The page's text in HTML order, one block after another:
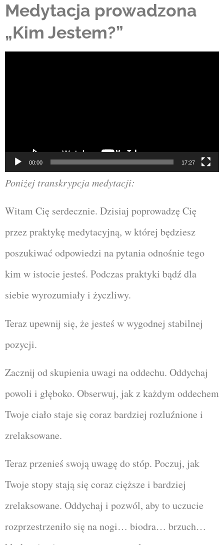
Medytacja prowadzona
„Kim Jestem?”
00:00 17:27
Poniżej transkrypcja medytacji:
Witam Cię serdecznie. Dzisiaj poprowadzę Cię
przez praktykę medytacyjną, w której będziesz
poszukiwać odpowiedzi na pytania odnośnie tego
kim w istocie jesteś. Podczas praktyki bądź dla
siebie wyrozumiały i życzliwy.
Teraz upewnij się, że jesteś w wygodnej stabilnej
pozycji.
Zacznij od skupienia uwagi na oddechu. Oddychaj
powoli i głęboko. Obserwuj, jak z każdym oddechem
Twoje ciało staje się coraz bardziej rozluźnione i
zrelaksowane.
Teraz przenieś swoją uwagę do stóp. Poczuj, jak
Twoje stopy stają się coraz cięższe i bardziej
zrelaksowane. Oddychaj i pozwól, aby to uczucie
rozprzestrzeniło się na nogi… biodra… brzuch…